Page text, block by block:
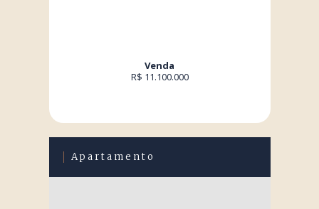
Venda
R$ 11.100.000
Apartamento